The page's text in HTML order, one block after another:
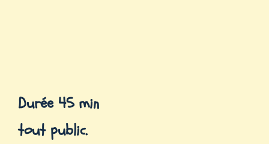
Durée 45 min
tout public.